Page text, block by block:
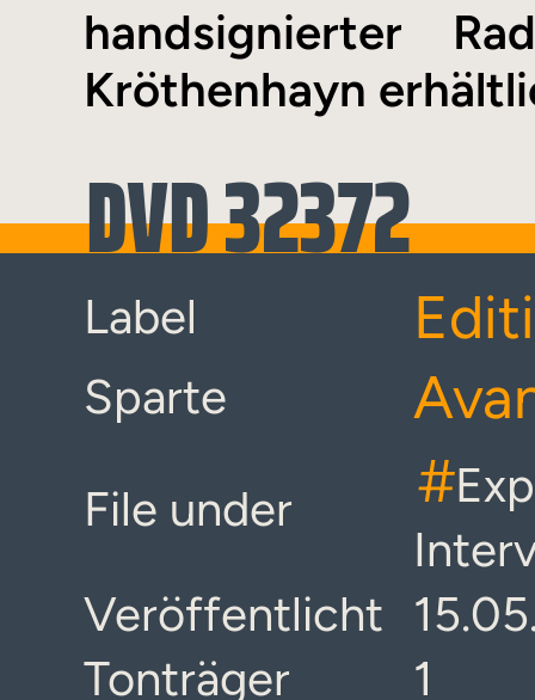
handsignierter
Kröthenhayn
DVD 32372
Label
Sparte
File under #
Veröffentlicht
Tonträger
1